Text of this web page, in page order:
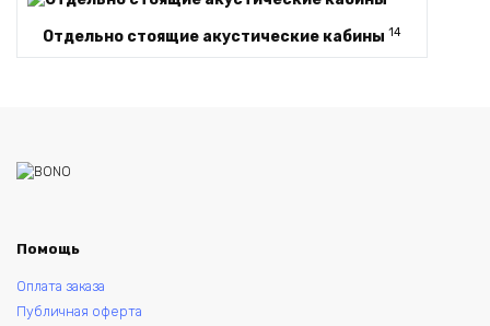
Отдельно стоящие акустические кабины 14
Помощь
Оплата заказа
Публичная оферта